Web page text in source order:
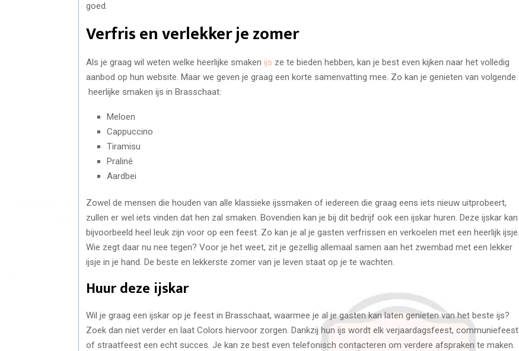
goed.
Verfris en verlekker je zomer
Als je graag wil weten welke heerlijke smaken ijs ze te bieden hebben, kan je best even kijken naar het volledig
aanbod op hun website. Maar we geven je graag een korte samenvatting mee. Zo kan je genieten van volgende
heerlijke smaken ijs in Brasschaat:
Meloen
Cappuccino
Tiramisu
Praliné
Aardbei
Zowel de mensen die houden van alle klassieke ijssmaken of iedereen die graag eens iets nieuw uitprobeert,
zullen er wel iets vinden dat hen zal smaken. Bovendien kan je bij dit bedrijf ook een ijskar huren. Deze ijskar kan
bijvoorbeeld heel leuk zijn voor op een feest. Zo kan je al je gasten verfrissen en verkoelen met een heerlijk ijsje.
Wie zegt daar nu nee tegen? Voor je het weet, zit je gezellig allemaal samen aan het zwembad met een lekker
ijsje in je hand. De beste en lekkerste zomer van je leven staat op je te wachten.
Huur deze ijskar
Wil je graag een ijskar op je feest in Brasschaat, waarmee je al je gasten kan laten genieten van het beste ijs?
Zoek dan niet verder en laat Colors hiervoor zorgen. Dankzij hun ijs wordt elk verjaardagsfeest, communiefeest
of straatfeest een echt succes. Je kan ze best even telefonisch contacteren om verdere afspraken te maken.